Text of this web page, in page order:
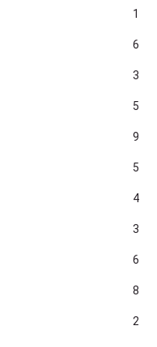
1
6
3
5
9
5
4
3
6
8
2